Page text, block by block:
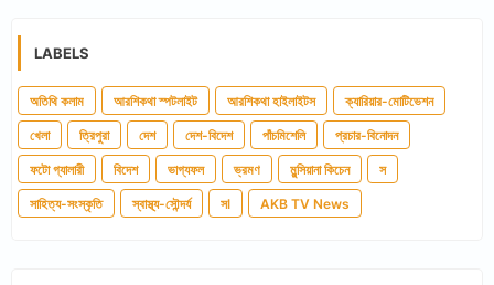
LABELS
অতিথি কলাম আরশিকথা স্পটলাইট আরশিকথা হাইলাইটস ক্যারিয়ার-মোটিভেশন
খেলা ত্রিপুরা দেশ দেশ-বিদেশ পাঁচমিশেলি প্রচার-বিনোদন
ফটো গ্যালারী বিদেশ ভাগ্যফল ভ্রমণ মুন্সিয়ানা কিচেন স
সাহিত্য-সংস্কৃতি স্বাস্থ্য-সৌন্দর্য সl AKB TV News